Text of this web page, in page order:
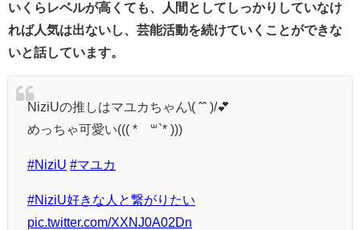
いくらレベルが高くても、人間としてしっかりしていなけ
れば人気は出ないし、芸能活動を続けていくことができな
いと話しています。
NiziUの推しはマユカちゃん\( ˆˆ )/💕
めっちゃ可愛い((( *´꒳`* )))
#NiziU #マユカ
#NiziU好きな人と繋がりたい
pic.twitter.com/XXNJ0A02Dn